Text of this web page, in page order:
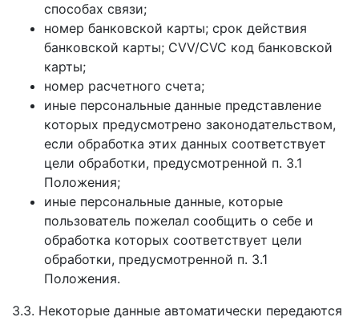
способах связи;
номер банковской карты; срок действия
банковской карты; CVV/CVC код банковской
карты;
номер расчетного счета;
иные персональные данные представление
которых предусмотрено законодательством,
если обработка этих данных соответствует
цели обработки, предусмотренной п. 3.1
Положения;
иные персональные данные, которые
пользователь пожелал сообщить о себе и
обработка которых соответствует цели
обработки, предусмотренной п. 3.1
Положения.
3.3. Некоторые данные автоматически передаются